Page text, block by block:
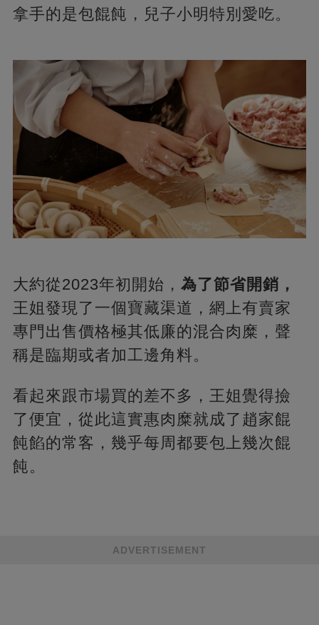
拿手的是包餛飩，兒子小明特別愛吃。
大約從2023年初開始， 為了節省開銷，
王姐發現了一個寶藏渠道，網上有賣家
專門出售價格極其低廉的混合肉糜，聲
稱是臨期或者加工邊角料。
看起來跟市場買的差不多，王姐覺得撿
了便宜，從此這實惠肉糜就成了趙家餛
飩餡的常客，幾乎每周都要包上幾次餛
飩。
ADVERTISEMENT